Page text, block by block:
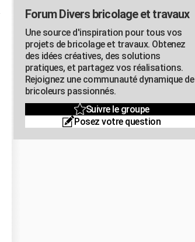
Forum Divers bricolage et travaux
Une source d'inspiration pour tous vos
projets de bricolage et travaux. Obtenez
des idées créatives, des solutions
pratiques, et partagez vos réalisations.
Rejoignez une communauté dynamique de
bricoleurs passionnés.
Suivre le groupe
Posez votre question